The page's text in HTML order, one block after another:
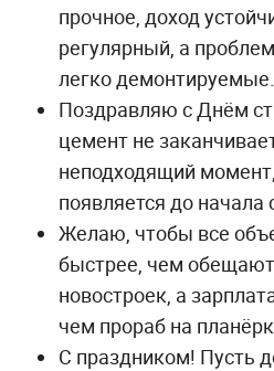
прочное, доход
регулярный, а
легко демонтируемые.
Поздравляю с Днём
цемент не
неподходящий
появляется до начала
Желаю, чтобы все
быстрее, чем
новостроек, а
чем прораб на
С праздником! Пусть